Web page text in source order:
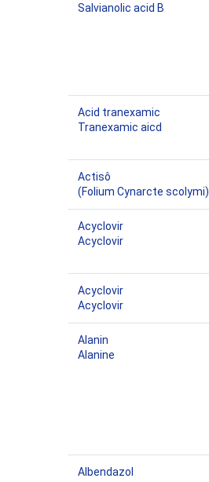
Salvianolic acid B
Acid tranexamic
Tranexamic aicd
Actisô
(Folium Cynarcte scolymi)
Acyclovir
Acyclovir
Acyclovir
Acyclovir
Alanin
Alanine
Albendazol